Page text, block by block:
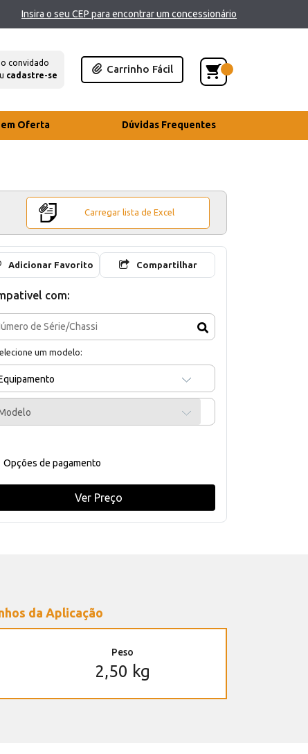
Insira o seu CEP para encontrar um concessionário
convidado
cadastre-se
Carrinho Fácil
em Oferta Dúvidas Frequentes
Carregar lista de Excel
Adicionar Favorito Compartilhar
com:
um modelo:
Opções de pagamento
Ver Preço
da Aplicação
Peso
2,50 kg